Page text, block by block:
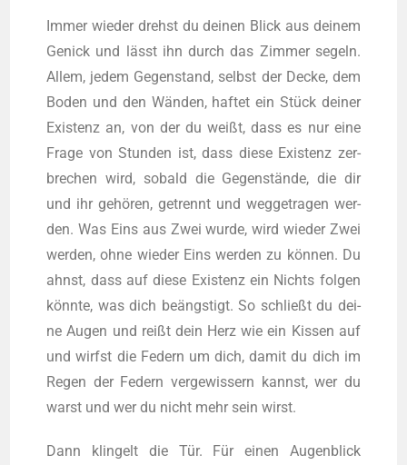
Immer wie­der drehst du dei­nen Blick aus dei­nem
Genick und lässt ihn durch das Zim­mer segeln.
Allem, jedem Gegen­stand, selbst der Decke, dem
Boden und den Wän­den, haf­tet ein Stück dei­ner
Exis­tenz an, von der du weißt, dass es nur eine
Fra­ge von Stun­den ist, dass die­se Exis­tenz zer­
bre­chen wird, sobald die Gegen­stän­de, die dir
und ihr gehö­ren, getrennt und weg­ge­tra­gen wer­
den. Was Eins aus Zwei wur­de, wird wie­der Zwei
wer­den, ohne wie­der Eins wer­den zu kön­nen. Du
ahnst, dass auf die­se Exis­tenz ein Nichts fol­gen
könn­te, was dich beängs­tigt. So schließt du dei­
ne Augen und reißt dein Herz wie ein Kis­sen auf
und wirfst die Federn um dich, damit du dich im
Regen der Federn ver­ge­wis­sern kannst, wer du
warst und wer du nicht mehr sein wirst.
Dann klin­gelt die Tür. Für einen Augen­blick